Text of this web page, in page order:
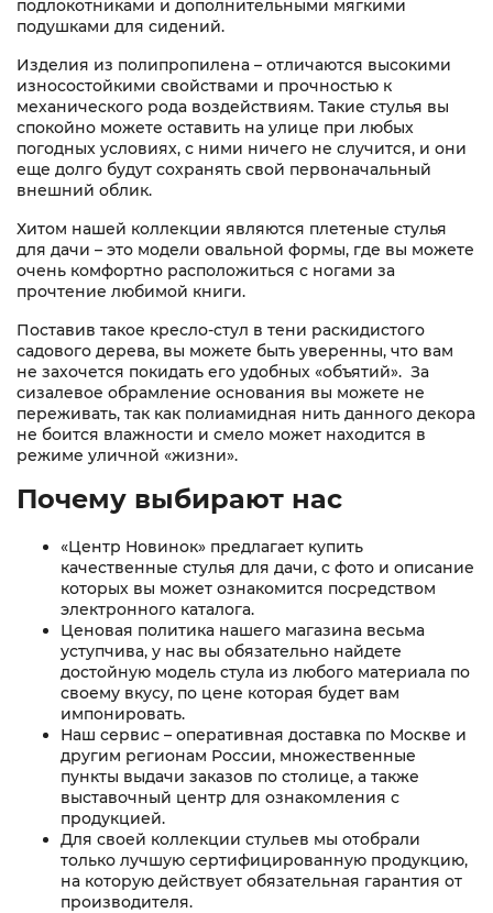
подлокотниками и дополнительными мягкими
подушками для сидений.
Изделия из полипропилена – отличаются высокими
износостойкими свойствами и прочностью к
механического рода воздействиям. Такие стулья вы
спокойно можете оставить на улице при любых
погодных условиях, с ними ничего не случится, и они
еще долго будут сохранять свой первоначальный
внешний облик.
Хитом нашей коллекции являются плетеные стулья
для дачи – это модели овальной формы, где вы можете
очень комфортно расположиться с ногами за
прочтение любимой книги.
Поставив такое кресло-стул в тени раскидистого
садового дерева, вы можете быть уверенны, что вам
не захочется покидать его удобных «объятий». За
сизалевое обрамление основания вы можете не
переживать, так как полиамидная нить данного декора
не боится влажности и смело может находится в
режиме уличной «жизни».
Почему выбирают нас
«Центр Новинок» предлагает купить
качественные стулья для дачи, с фото и описание
которых вы может ознакомится посредством
электронного каталога.
Ценовая политика нашего магазина весьма
уступчива, у нас вы обязательно найдете
достойную модель стула из любого материала по
своему вкусу, по цене которая будет вам
импонировать.
Наш сервис – оперативная доставка по Москве и
другим регионам России, множественные
пункты выдачи заказов по столице, а также
выставочный центр для ознакомления с
продукцией.
Для своей коллекции стульев мы отобрали
только лучшую сертифицированную продукцию,
на которую действует обязательная гарантия от
производителя.